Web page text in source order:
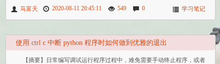
2020-08-11 20:45:11 549 0 学习笔记
马富天
使用 ctrl c 中断 python 程序时如何做到优雅的退出
【摘要】日常编写调试运行程序过程中，难免需要手动终止程序，或者